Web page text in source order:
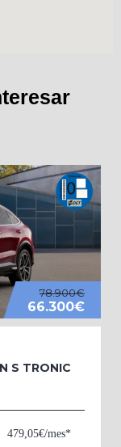
78.900€
66.300€
S TRONIC
479,05€/mes*